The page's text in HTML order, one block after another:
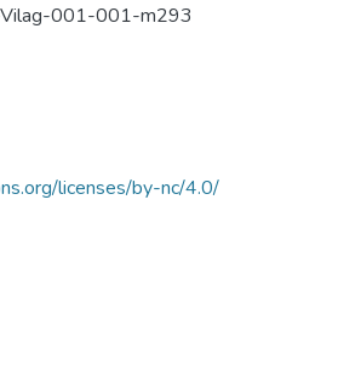
001-001-m293
licenses/by-nc/4.0/